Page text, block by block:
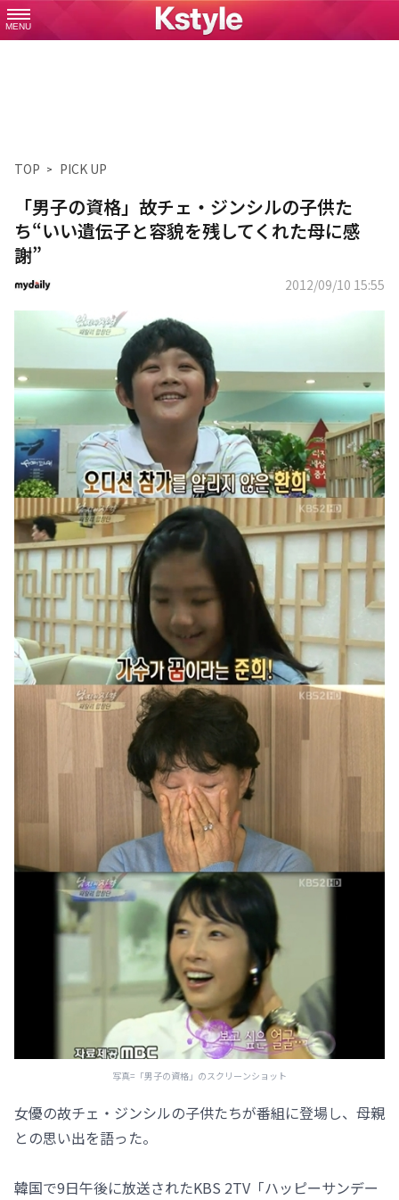
MENU
TOP PICK UP
「男子の資格」故チェ・ジンシルの子供た
ち“いい遺伝子と容貌を残してくれた母に感
謝”
2012/09/10 15:55
写真=「男子の資格」のスクリーンショット
女優の故チェ・ジンシルの子供たちが番組に登場し、母親
との思い出を語った。
韓国で9日午後に放送されたKBS 2TV「ハッピーサンデー